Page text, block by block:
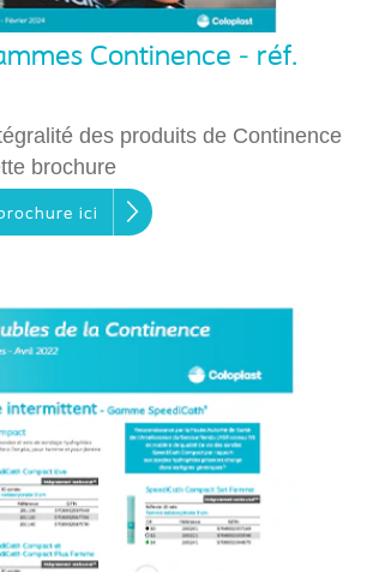
Continence - réf.
des produits de Continence
brochure
ici